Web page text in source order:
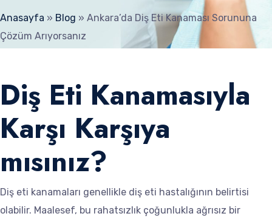
Anasayfa » Blog » Ankara’da Diş Eti Kanaması Sorununa
Çözüm Arıyorsanız
Diş Eti Kanamasıyla
Karşı Karşıya
mısınız?
Diş eti kanamaları genellikle diş eti hastalığının belirtisi
olabilir. Maalesef, bu rahatsızlık çoğunlukla ağrısız bir